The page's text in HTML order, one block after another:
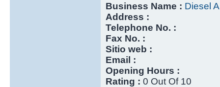
Business Name : Diesel
Address :
Telephone No. :
Fax No. :
Sitio web :
Email :
Opening Hours :
Rating : 0 Out Of 10